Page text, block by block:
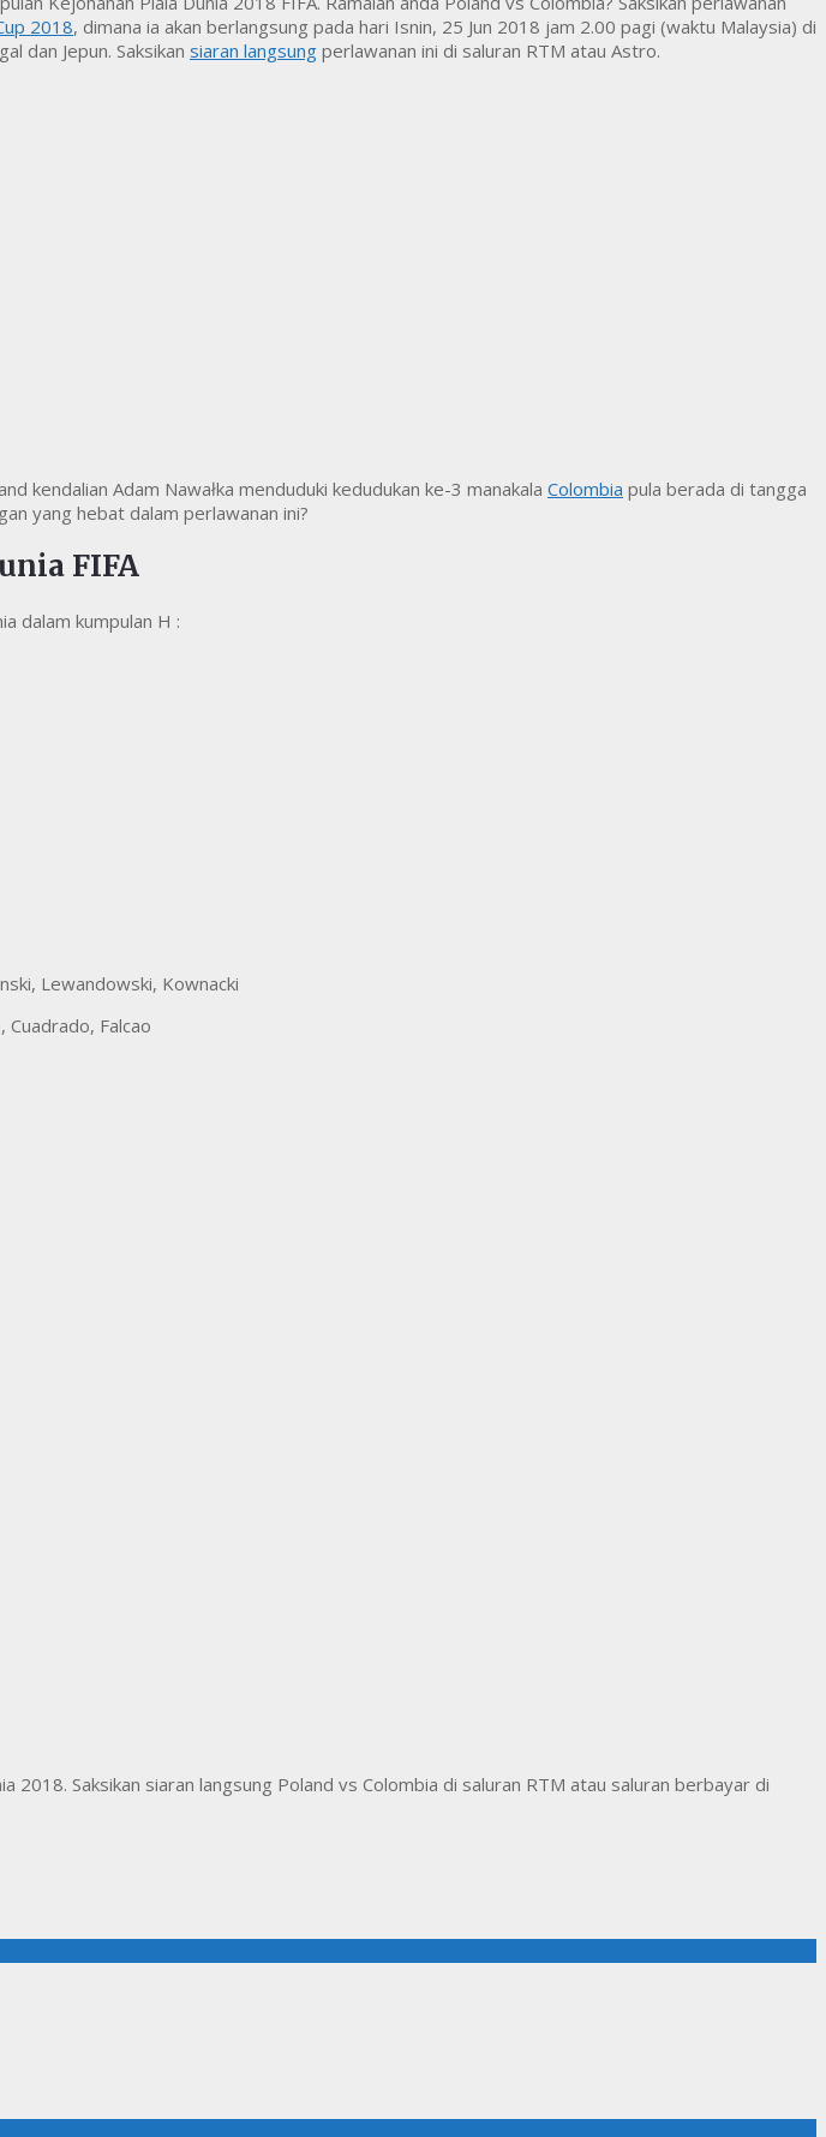
2018, dimana ia akan berlangsung pada hari Isnin, 25 Jun 2018 jam 2.00 pagi (waktu Malaysia) di
dan Jepun. Saksikan siaran langsung perlawanan ini di saluran RTM atau Astro.
kendalian Adam Nawałka menduduki kedudukan ke-3 manakala Colombia pula berada di tangga
yang hebat dalam perlawanan ini?
FIFA
dalam kumpulan H :
Lewandowski, Kownacki
Cuadrado, Falcao
Saksikan siaran langsung Poland vs Colombia di saluran RTM atau saluran berbayar di